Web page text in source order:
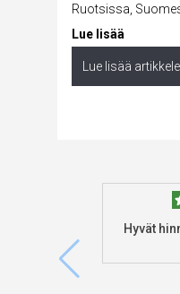
Ruotsissa,
Lue lisää
Lue lisää
Hyvät